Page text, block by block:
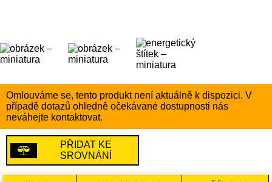
Omlouváme se, tento produkt není aktuálně k dispozici. V
případě dotazů ohledně očekávané dostupnosti nás
neváhejte kontaktovat.
PŘIDAT KE
SROVNÁNÍ